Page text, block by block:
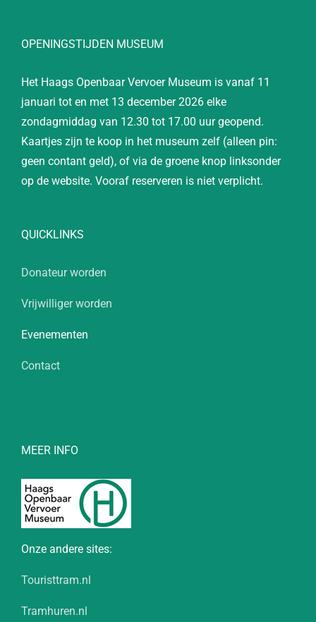
OPENINGSTIJDEN MUSEUM
Het Haags Openbaar Vervoer Museum is vanaf 11
januari tot en met 13 december 2026 elke
zondagmiddag van 12.30 tot 17.00 uur geopend.
Kaartjes zijn te koop in het museum zelf (alleen pin:
geen contant geld), of via de groene knop linksonder
op de website. Vooraf reserveren is niet verplicht.
QUICKLINKS
Donateur worden
Vrijwilliger worden
Evenementen
Contact
MEER INFO
Onze andere sites:
Touristtram.nl
Tramhuren.nl